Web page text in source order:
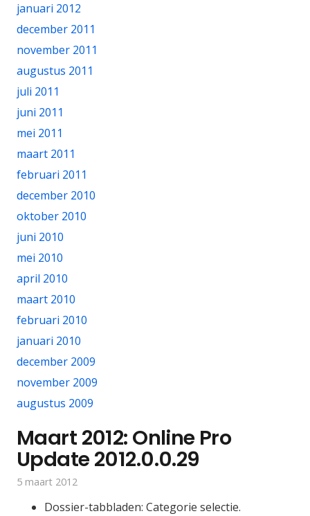
Maart 2012: Online Pro
Update 2012.0.0.29
5 maart 2012
Dossier-tabbladen: Categorie selectie.
januari 2012
december 2011
november 2011
augustus 2011
juli 2011
juni 2011
mei 2011
maart 2011
februari 2011
december 2010
oktober 2010
juni 2010
mei 2010
april 2010
maart 2010
februari 2010
januari 2010
december 2009
november 2009
augustus 2009